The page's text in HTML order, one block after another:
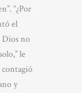
“¿Por
el
Dios no
le
contagió
y